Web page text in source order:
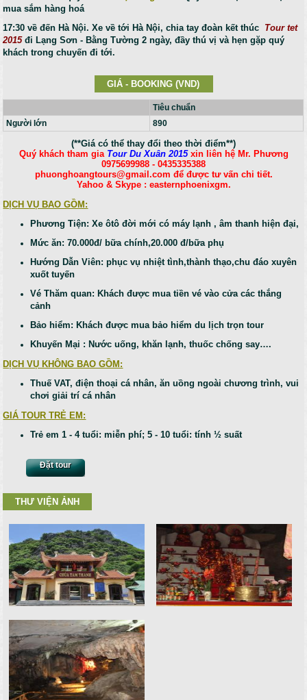
mua sắm hàng hoá
17:30 về đến Hà Nội.Xe về tới Hà Nội, chia tay đoàn kết thúc Tour tet
2015đi Lạng Sơn - Bằng Tường 2 ngày, đầy thú vị và hẹn gặp quý
khách trong chuyến đi tới.
GIÁ - BOOKING (VND)
Tiêu chuẩn
Người lớn
890
(**Giá có thể thay đổi theo thời điểm**)
Quý khách tham gia Tour Du Xuân 2015xin liên hệ Mr. Phương
0975699988 - 0435335388
phuonghoangtours@gmail.com để được tư vấn chi tiết.
Yahoo & Skype : easternphoenixgm.
DỊCH VỤ BAO GỒM:
Phương Tiện: Xe ôtô đời mới có máy lạnh , âm thanh hiện đại,
Mức ăn: 70.000đ/ bữa chính,20.000 đ/bữa phụ
Hướng Dẫn Viên: phục vụ nhiệt tình,thành thạo,chu đáo xuyên
xuốt tuyến
Vé Thăm quan: Khách được mua tiền vé vào cửa các thắng
cảnh
Bảo hiểm: Khách được mua bảo hiểm du lịch trọn tour
Khuyến Mại : Nước uống, khăn lạnh, thuốc chống say….
DỊCH VỤ KHÔNG BAO GỒM:
Thuế VAT, điện thoại cá nhân, ăn uồng ngoài chương trình, vui
chơi giải trí cá nhân
GIÁ TOUR TRẺ EM:
Trẻ em 1 - 4 tuổi: miễn phí; 5 - 10 tuổi: tính ½ suất
Đặt tour
THƯ VIỆN ẢNH